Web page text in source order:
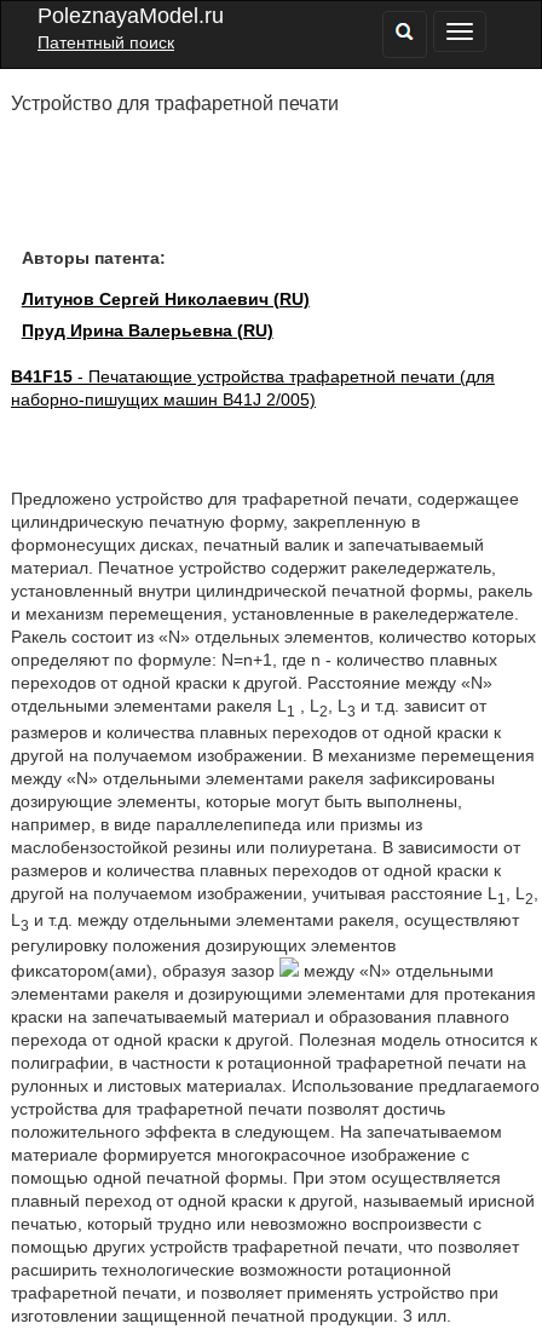
PoleznayaModel.ru
Патентный поиск
Устройство для трафаретной печати
Авторы патента:
Литунов Сергей Николаевич (RU)
Пруд Ирина Валерьевна (RU)
B41F15- Печатающие устройства трафаретной печати (для
наборно-пишущих машин B41J 2/005)
Предложено устройство для трафаретной печати, содержащее
цилиндрическую печатную форму, закрепленную в
формонесущих дисках, печатный валик и запечатываемый
материал. Печатное устройство содержит ракеледержатель,
установленный внутри цилиндрической печатной формы, ракель
и механизм перемещения, установленные в ракеледержателе.
Ракель состоит из «N» отдельных элементов, количество которых
определяют по формуле: N=n+1, где n - количество плавных
переходов от одной краски к другой. Расстояние между «N»
отдельными элементами ракеля L 1 , L 2 , L 3 и т.д. зависит от
размеров и количества плавных переходов от одной краски к
другой на получаемом изображении. В механизме перемещения
между «N» отдельными элементами ракеля зафиксированы
дозирующие элементы, которые могут быть выполнены,
например, в виде параллелепипеда или призмы из
маслобензостойкой резины или полиуретана. В зависимости от
размеров и количества плавных переходов от одной краски к
другой на получаемом изображении, учитывая расстояние L 1 , L 2
L 3 и т.д. между отдельными элементами ракеля, осуществляют
регулировку положения дозирующих элементов
фиксатором(ами), образуя зазор
между «N» отдельными
элементами ракеля и дозирующими элементами для протекания
краски на запечатываемый материал и образования плавного
перехода от одной краски к другой. Полезная модель относится к
полиграфии, в частности к ротационной трафаретной печати на
рулонных и листовых материалах. Использование предлагаемого
устройства для трафаретной печати позволят достичь
положительного эффекта в следующем. На запечатываемом
материале формируется многокрасочное изображение с
помощью одной печатной формы. При этом осуществляется
плавный переход от одной краски к другой, называемый ирисной
печатью, который трудно или невозможно воспроизвести с
помощью других устройств трафаретной печати, что позволяет
расширить технологические возможности ротационной
трафаретной печати, и позволяет применять устройство при
изготовлении защищенной печатной продукции. 3 илл.